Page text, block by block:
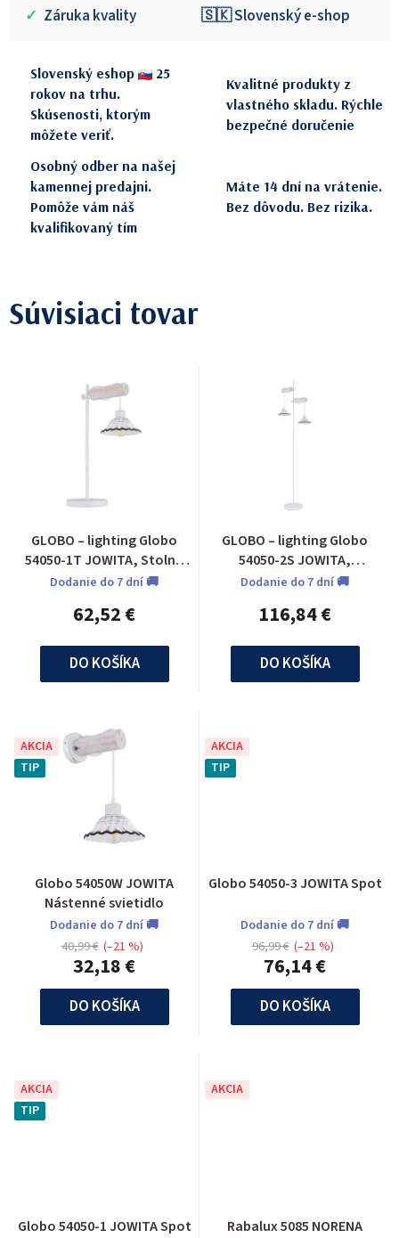
✓ Záruka kvality 🇸🇰 Slovenský e-shop
Slovenský eshop
25
rokov na trhu.
Skúsenosti, ktorým
môžete veriť.
Kvalitné produkty z
vlastného skladu. Rýchle
bezpečné doručenie
Osobný odber na našej
kamennej predajni.
Pomôže vám náš
kvalifikovaný tím
Máte 14 dní na vrátenie.
Bez dôvodu. Bez rizika.
Súvisiaci tovar
GLOBO – lighting Globo
54050-1T JOWITA, Stolné
svietidlo
Dodanie do 7 dní 🚚
62,52 €
DO KOŠÍKA
GLOBO – lighting Globo
54050-2S JOWITA,
Stojanové svietidlo
Dodanie do 7 dní 🚚
116,84 €
DO KOŠÍKA
AKCIA
TIP
Globo 54050W JOWITA
Nástenné svietidlo
Dodanie do 7 dní 🚚
32,18 €
40,99 € (–21 %)
DO KOŠÍKA
AKCIA
TIP
Globo 54050-3 JOWITA Spot
Dodanie do 7 dní 🚚
76,14 €
96,99 € (–21 %)
DO KOŠÍKA
AKCIA
TIP
Globo 54050-1 JOWITA Spot
AKCIA
Rabalux 5085 NORENA